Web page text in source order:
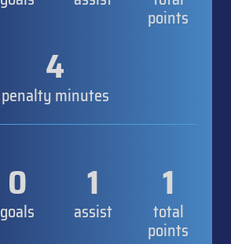
points
4
penalty minutes
0
goals
1
assist
1
total
points